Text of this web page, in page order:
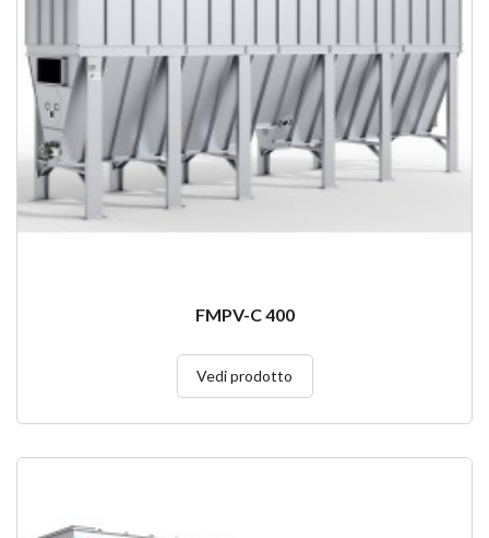
FMPV-C 400
Vedi prodotto